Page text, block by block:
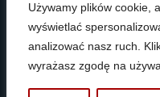
Używamy plików cookie,
wyświetlać
analizować nasz ruch.
wyrażasz zgodę na
© Copyright